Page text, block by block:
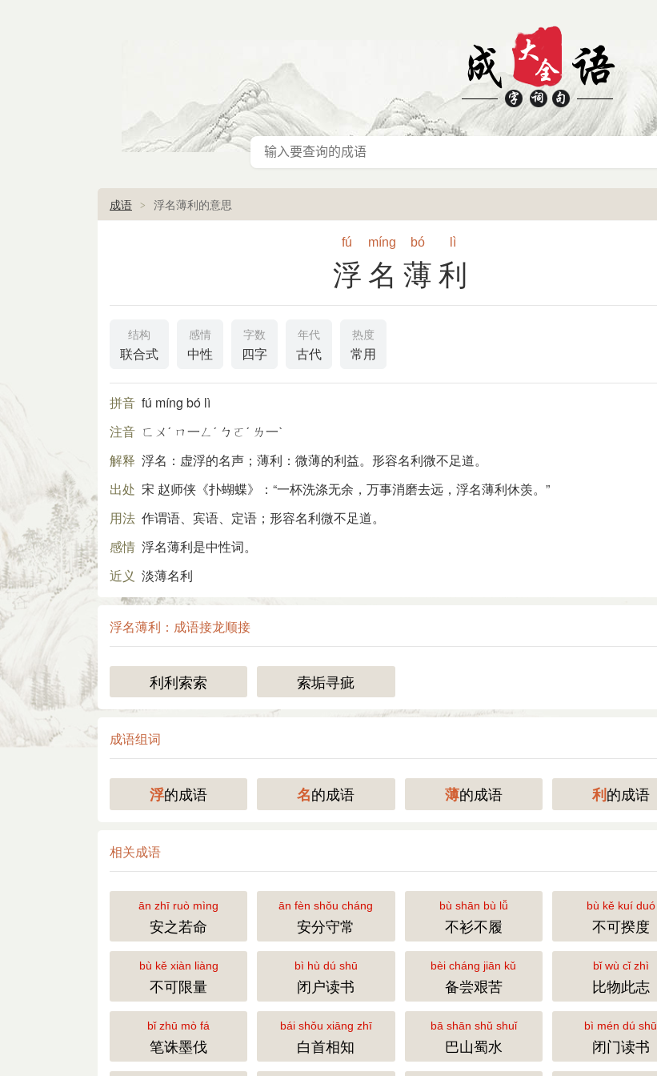
成语 浮名薄利的意思
fú míng bó lì
浮名薄利
结构
联合式
感情
中性
字数
四字
年代
古代
热度
常用
拼音 fú míng bó lì
注音 ㄈㄨˊ ㄇ一ㄥˊ ㄅㄛˊ ㄌ一ˋ
解释 浮名：虚浮的名声；薄利：微薄的利益。形容名利微不足道。
出处 宋 赵师侠《扑蝴蝶》：“一杯洗涤无余，万事消磨去远，浮名薄利休羡。”
用法 作谓语、宾语、定语；形容名利微不足道。
感情 浮名薄利是中性词。
近义 淡薄名利
浮名薄利：成语接龙顺接
利利索索 索垢寻疵
成语组词
浮的成语 名的成语 薄的成语 利的成语
相关成语
ān zhī ruò mìng
安之若命
ān fèn shǒu cháng
安分守常
bù shān bù lǚ
不衫不履
bù kě kuí duó
不可揆度
bù kě xiàn liàng
不可限量
bì hù dú shū
闭户读书
bèi cháng jiān kǔ
备尝艰苦
bǐ wù cǐ zhì
比物此志
bǐ zhū mò fá
笔诛墨伐
bái shǒu xiāng zhī
白首相知
bā shān shǔ shuǐ
巴山蜀水
bì mén dú shū
闭门读书